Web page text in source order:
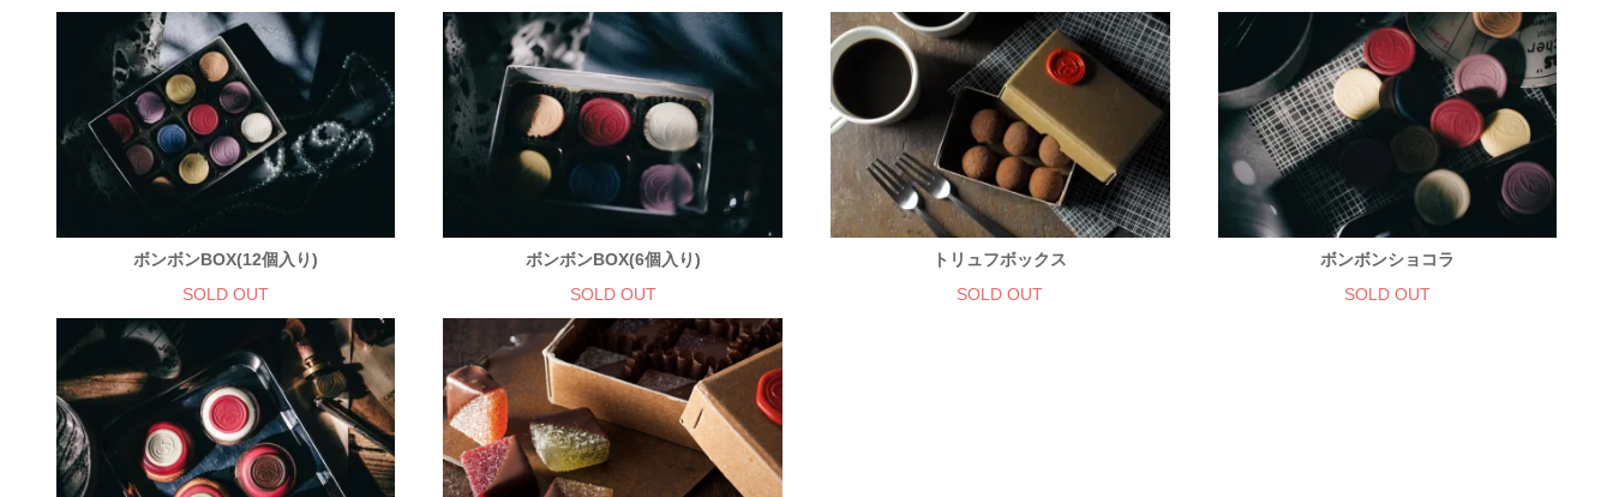
ボンボンBOX(12個入り)
SOLD OUT
ボンボンBOX(6個入り)
SOLD OUT
トリュフボックス
SOLD OUT
ボンボンショコラ
SOLD OUT